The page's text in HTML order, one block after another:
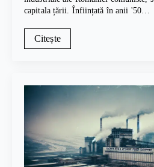
capitala țării. Înființată în anii '50…
Citește